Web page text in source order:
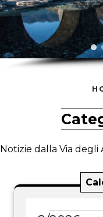
Notizie dalla Via degli